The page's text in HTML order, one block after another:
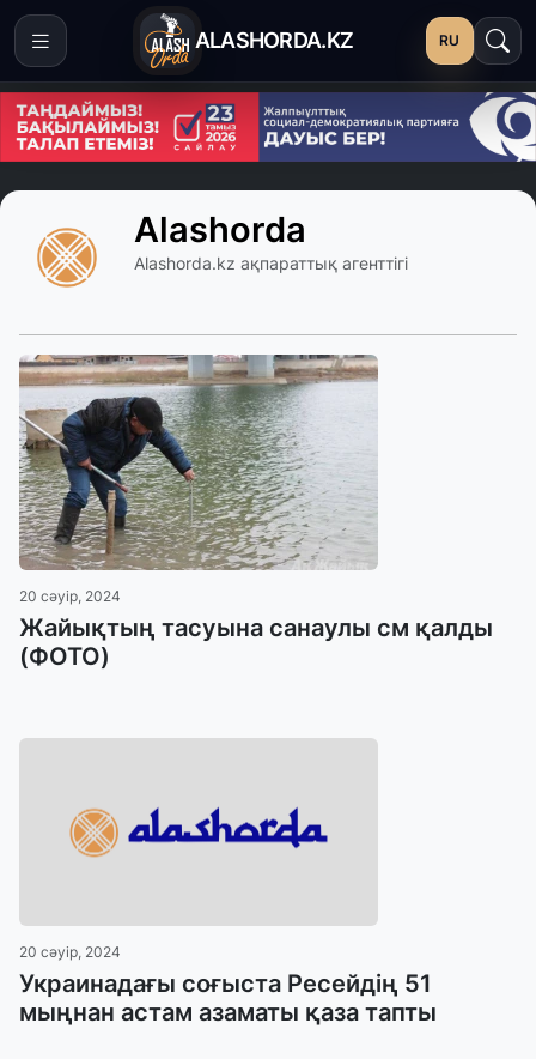
ALASHORDA.KZ RU
Alashorda
Alashorda.kz ақпараттық агенттігі
20 сәуір, 2024
Жайықтың тасуына санаулы см қалды
(ФОТО)
20 сәуір, 2024
Украинадағы соғыста Ресейдің 51
мыңнан астам азаматы қаза тапты